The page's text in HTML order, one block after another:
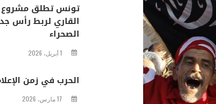
تونس تطلق مشروع
القاري لربط رأس
الصحراء
1 أبريل، 2026
الحرب في زمن
17 مارس، 2026